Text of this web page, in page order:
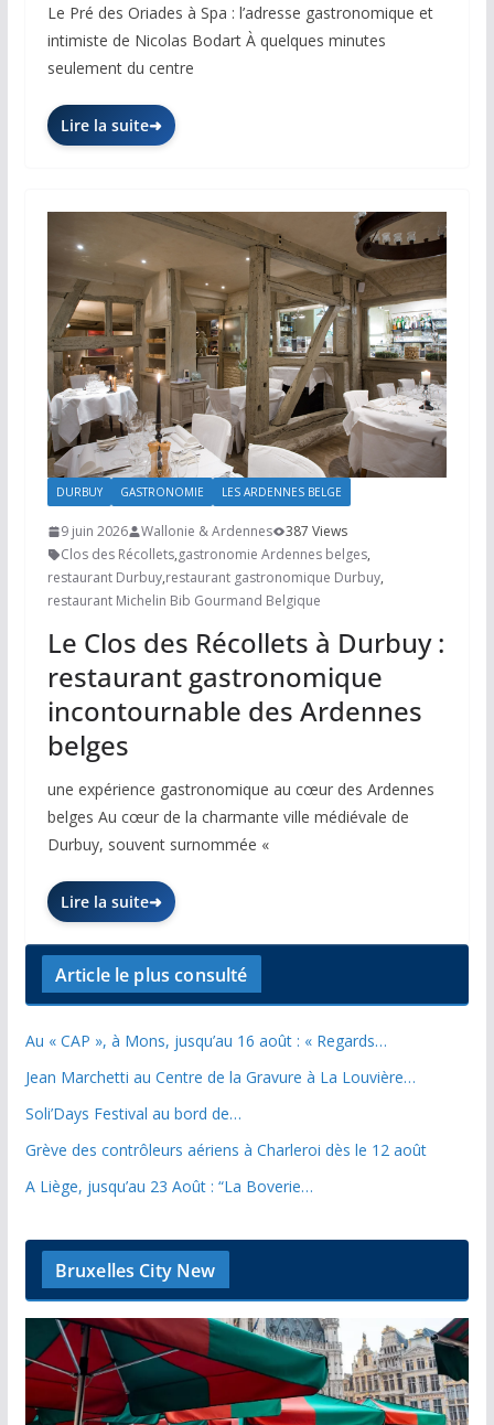
Le Pré des Oriades à Spa : l’adresse gastronomique et
intimiste de Nicolas Bodart À quelques minutes
seulement du centre
Lire la suite
DURBUY GASTRONOMIE LES ARDENNES BELGE
9 juin 2026 Wallonie & Ardennes
387 Views
Clos des Récollets,gastronomie Ardennes belges,
restaurant Durbuy,restaurant gastronomique Durbuy,
restaurant Michelin Bib Gourmand Belgique
Le Clos des Récollets à Durbuy :
restaurant gastronomique
incontournable des Ardennes
belges
une expérience gastronomique au cœur des Ardennes
belges Au cœur de la charmante ville médiévale de
Durbuy, souvent surnommée «
Lire la suite
Article le plus consulté
Au « CAP », à Mons, jusqu’au 16 août : « Regards…
Jean Marchetti au Centre de la Gravure à La Louvière…
Soli’Days Festival au bord de…
Grève des contrôleurs aériens à Charleroi dès le 12 août
A Liège, jusqu’au 23 Août : “La Boverie…
Bruxelles City New